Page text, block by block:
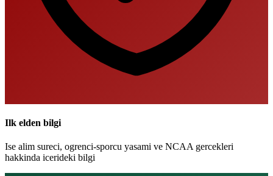
Ilk elden bilgi
Ise alim sureci, ogrenci-sporcu yasami ve NCAA gercekleri
hakkinda icerideki bilgi